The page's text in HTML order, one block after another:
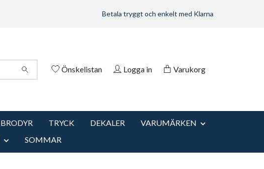
Betala tryggt och enkelt med Klarna
Önskelistan Logga in Varukorg
BRODYR TRYCK DEKALER
VARUMÄRKEN
SOMMAR